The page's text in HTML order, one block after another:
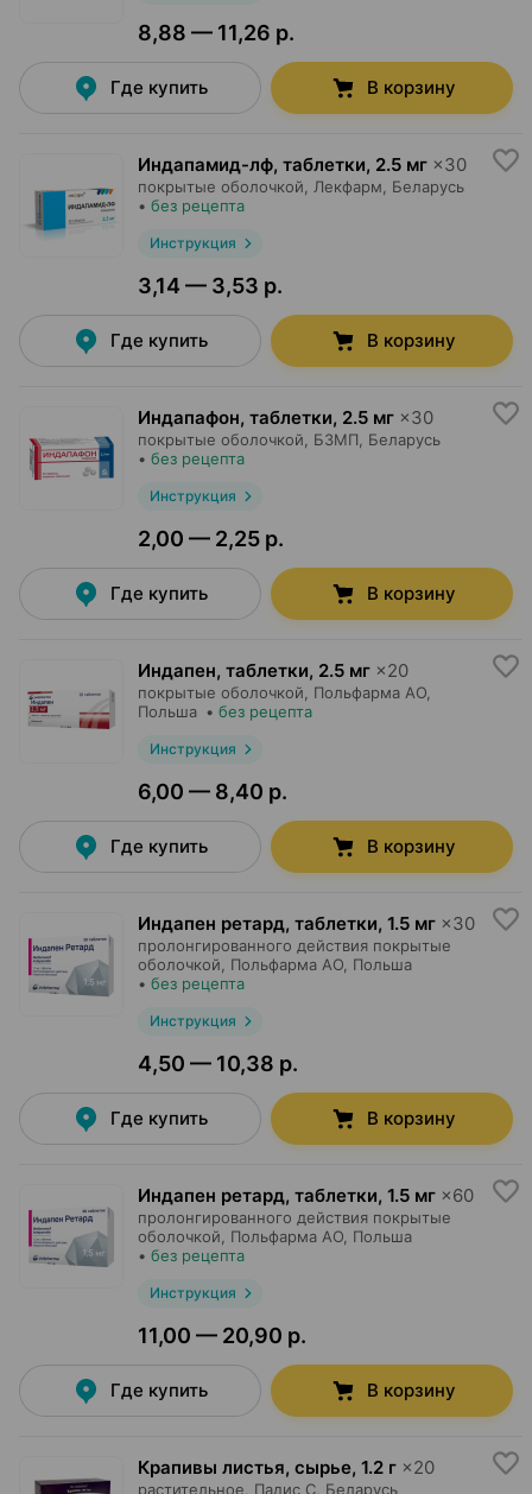
8,88 — 11,26 р.
Где купить В корзину
Индапамид-лф, таблетки, 2.5 мг ×30
покрытые оболочкой, Лекфарм , Беларусь
• без рецепта
Инструкция
3,14 — 3,53 р.
Где купить В корзину
Индапафон, таблетки, 2.5 мг ×30
покрытые оболочкой, БЗМП , Беларусь
• без рецепта
Инструкция
2,00 — 2,25 р.
Где купить В корзину
Индапен, таблетки, 2.5 мг ×20
покрытые оболочкой, Польфарма AO
Польша • без рецепта
Инструкция
6,00 — 8,40 р.
Где купить В корзину
Индапен ретард, таблетки, 1.5 мг ×30
пролонгированного действия покрытые
оболочкой,
Польфарма AO , Польша
• без рецепта
Инструкция
4,50 — 10,38 р.
Где купить В корзину
Индапен ретард, таблетки, 1.5 мг ×60
пролонгированного действия покрытые
оболочкой,
Польфарма AO , Польша
• без рецепта
Инструкция
11,00 — 20,90 р.
Где купить В корзину
Крапивы листья, сырье, 1.2 г ×20
растительное, Падис С , Беларусь